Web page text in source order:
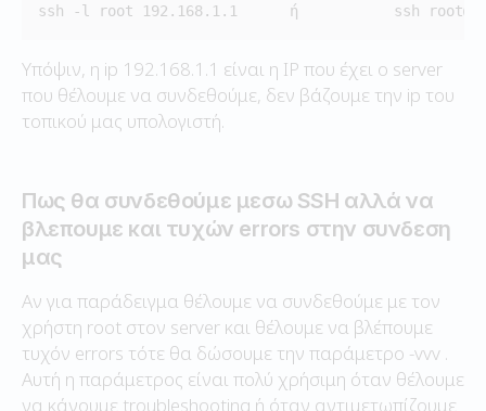
ssh -l root 192.168.1.1      ή           ssh
Υπόψιν, η ip 192.168.1.1 είναι η IP που έχει ο server
που θέλουμε να συνδεθούμε, δεν βάζουμε την ip του
τοπικού μας υπολογιστή.
Πως θα συνδεθούμε μεσω SSH αλλά να
βλεπουμε και τυχών errors στην συνδεση
μας
Αν για παράδειγμα θέλουμε να συνδεθούμε με τον
χρήστη root στον server και θέλουμε να βλέπουμε
τυχόν errors τότε θα δώσουμε την παράμετρο -vvv .
Αυτή η παράμετρος είναι πολύ χρήσιμη όταν θέλουμε
να κάνουμε troubleshooting ή όταν αντιμετωπίζουμε